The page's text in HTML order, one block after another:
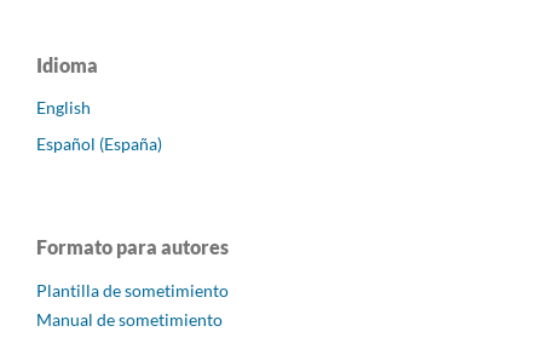
Idioma
English
Español (España)
Formato para autores
Plantilla de sometimiento
Manual de sometimiento